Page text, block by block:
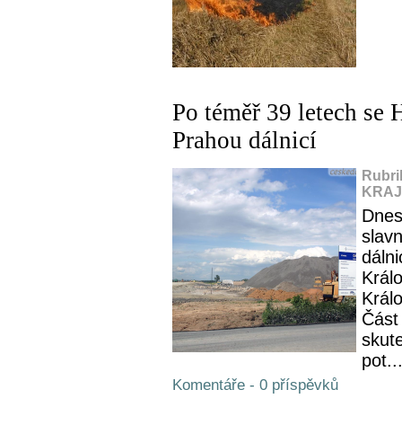
Po téměř 39 letech se
Prahou dálnicí
pot...
Komentáře - 0 příspěvků